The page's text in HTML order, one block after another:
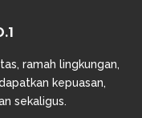
ramah lingkungan,
kepuasan,
sekaligus.